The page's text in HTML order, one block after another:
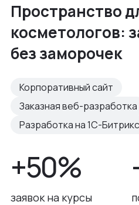
Пространство
косметологов:
без заморочек
Корпоративный сайт
Заказная веб-разработка
Разработка на 1С-Битрикс
+50%
заявок на курсы